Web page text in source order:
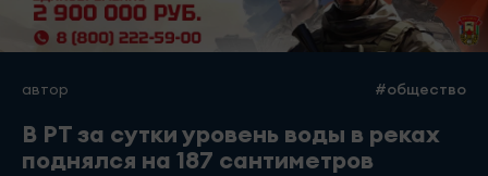
автор #общество
В РТ за сутки уровень воды в реках
поднялся на 187 сантиметров